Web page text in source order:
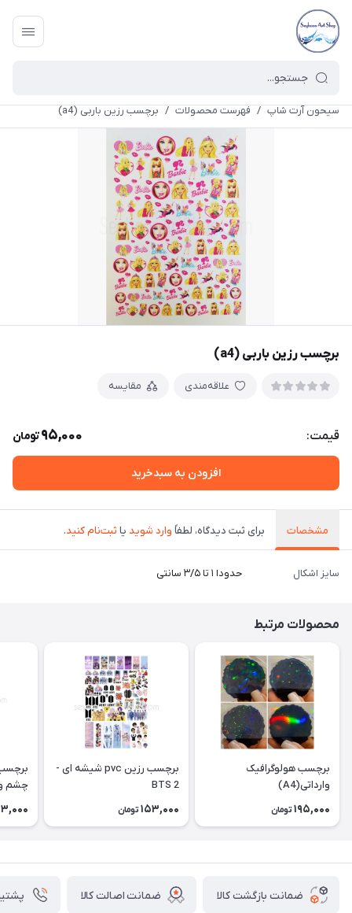
سیحون آرت شاپ / فهرست محصولات / برچسب رزین باربی (a4)
برچسب رزین باربی (a4)
علاقه‌مندی مقایسه
قیمت: 95,000تومان
افزودن به سبدخرید
مشخصات برای ثبت دیدگاه، لطفاً وارد شوید یا ثبت‌نام کنید.
سایز اشکال حدودا ۱ تا ۳/۵ سانتی
محصولات مرتبط
برچسب هولوگرافیک
وارداتی(A4)
195,000 تومان
برچسب رزین pvc شیشه ای -
BTS 2
153,000 تومان
چشم و
ضمانت بازگشت کالا ضمانت اصالت کالا